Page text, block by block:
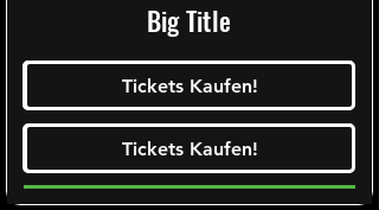
Big Title
Tickets Kaufen!
Ticketalarm abonieren!
Tickets Kaufen!
Tickets Kaufen!
Tickets Kaufen!